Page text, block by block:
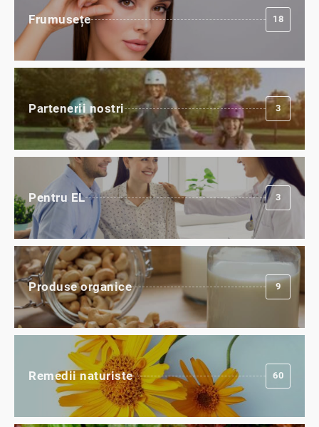
Frumusețe 18
Partenerii nostri 3
Pentru EL 3
Produse organice 9
Remedii naturiste 60